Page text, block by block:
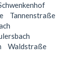
Tannenstraße
Waldstraße